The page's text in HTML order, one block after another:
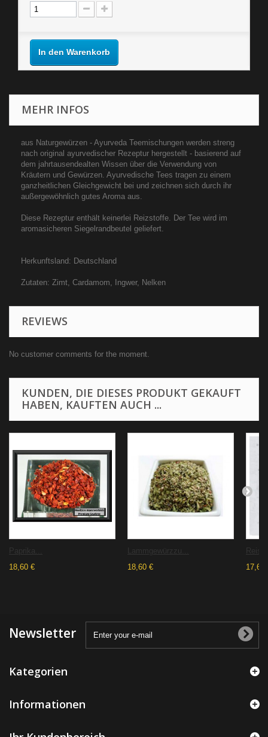
In den Warenkorb
MEHR INFOS
aus Naturgewürzen - Ayurveda Teemischungen werden streng
nach original ayurvedischer Rezeptur hergestellt - basierend auf
dem jahrtausendealten Wissen über die Verwendung von
Kräutern und Gewürzen. Ayurvedische Tees tragen zu einem
ganzheitlichen Gleichgewicht bei und zeichnen sich durch ihr
außergewöhnlich gutes Aroma aus.
Diese Rezeptur enthält keinerlei Reizstoffe. Der Tee wird im
aromasicheren Siegelrandbeutel geliefert.
Herkunftsland: Deutschland
Zutaten: Zimt, Cardamom, Ingwer, Nelken
REVIEWS
No customer comments for the moment.
KUNDEN, DIE DIESES PRODUKT GEKAUFT
HABEN, KAUFTEN AUCH ...
Paprika...
18,60 €
Lammgewürzzu...
18,60 €
Reis-
17,66
Newsletter
Kategorien
Informationen